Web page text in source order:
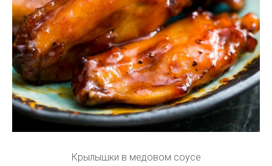
Крылышки в медовом соусе